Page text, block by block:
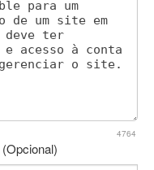
4764
(Opcional)